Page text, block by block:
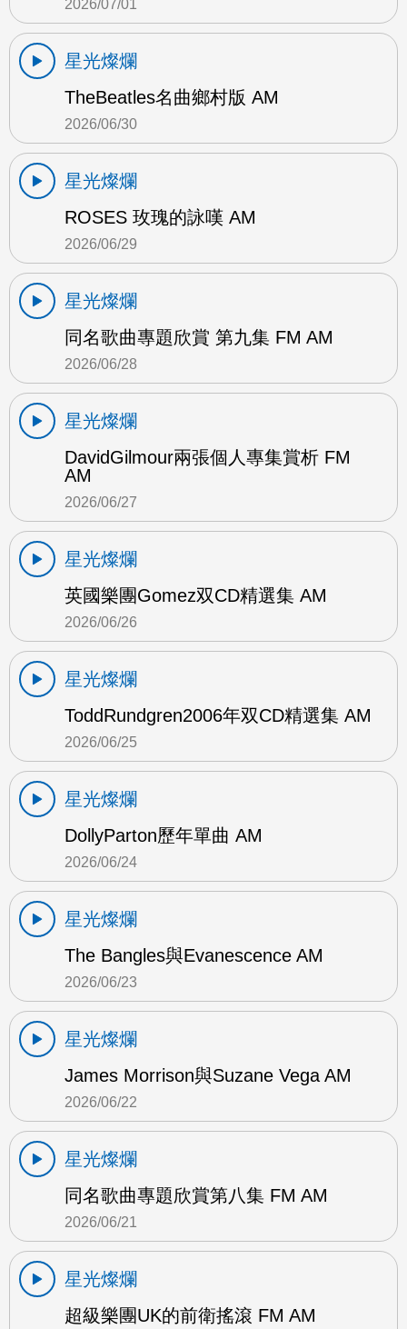
2026/07/01
星光燦爛
TheBeatles名曲鄉村版 AM
2026/06/30
星光燦爛
ROSES 玫瑰的詠嘆 AM
2026/06/29
星光燦爛
同名歌曲專題欣賞 第九集 FM AM
2026/06/28
星光燦爛
DavidGilmour兩張個人專集賞析 FM
AM
2026/06/27
星光燦爛
英國樂團Gomez双CD精選集 AM
2026/06/26
星光燦爛
ToddRundgren2006年双CD精選集 AM
2026/06/25
星光燦爛
DollyParton歷年單曲 AM
2026/06/24
星光燦爛
The Bangles與Evanescence AM
2026/06/23
星光燦爛
James Morrison與Suzane Vega AM
2026/06/22
星光燦爛
同名歌曲專題欣賞第八集 FM AM
2026/06/21
星光燦爛
超級樂團UK的前衛搖滾 FM AM